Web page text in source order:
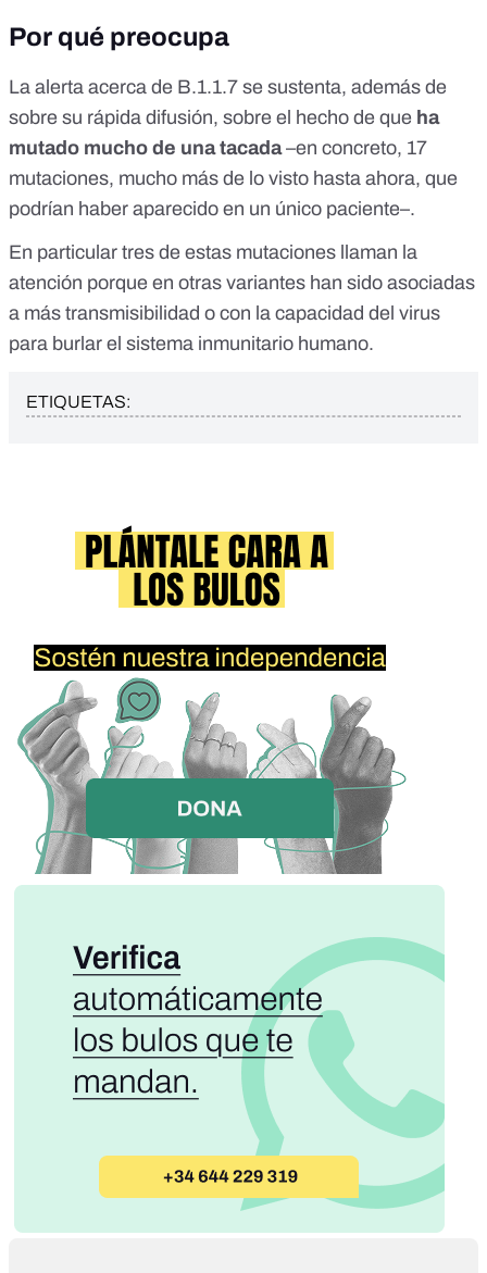
Por qué preocupa
La alerta acerca de B.1.1.7 se sustenta, además de
sobre su rápida difusión, sobre el hecho de que ha
mutado mucho de una tacada–en concreto, 17
mutaciones, mucho más de lo visto hasta ahora, que
podrían haber aparecido en un único paciente–.
En particular tres de estas mutaciones llaman la
atención porque en otras variantes han sido asociadas
a más transmisibilidad o con la capacidad del virus
para burlar el sistema inmunitario humano.
ETIQUETAS: